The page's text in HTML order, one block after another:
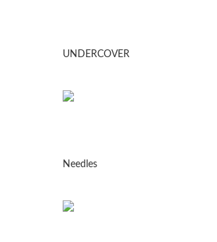
UNDERCOVER
Needles